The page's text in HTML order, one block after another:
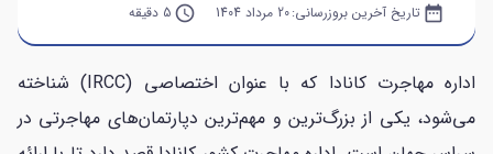
date_range تاریخ آخرین بروزرسانی:20 مرداد 1404 query_builder 5 دقیقه
اداره مهاجرت کانادا که با عنوان اختصاصی (IRCC) شناخته
می‌شود، یکی از بزرگ‌ترین و مهم‌ترین دپارتمان‌های مهاجرتی در